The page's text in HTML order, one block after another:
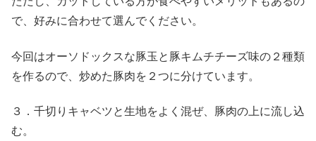
で、好みに合わせて選んでください。
今回はオーソドックスな豚玉と豚キムチチーズ味の２種類
を作るので、炒めた豚肉を２つに分けています。
３．千切りキャベツと生地をよく混ぜ、豚肉の上に流し込
む。